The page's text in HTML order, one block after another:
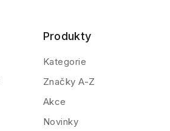
Produkty
Kategorie
Značky A-Z
Akce
Novinky